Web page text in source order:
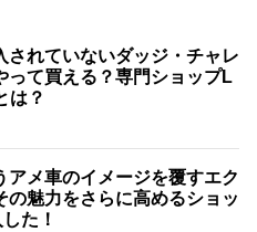
されていないダッジ・チャレ
って買える？専門ショップL
は？
アメ車のイメージを覆すエク
の魅力をさらに高めるショッ
た！